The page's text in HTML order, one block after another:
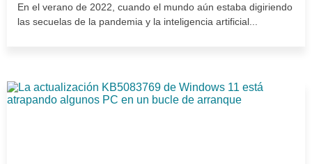
En el verano de 2022, cuando el mundo aún estaba digiriendo
las secuelas de la pandemia y la inteligencia artificial...